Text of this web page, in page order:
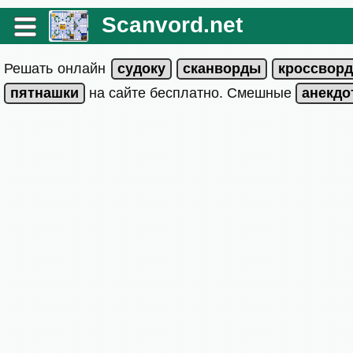
Scanvord.net
Решать онлайн
на сайте бесплатно. Смешные